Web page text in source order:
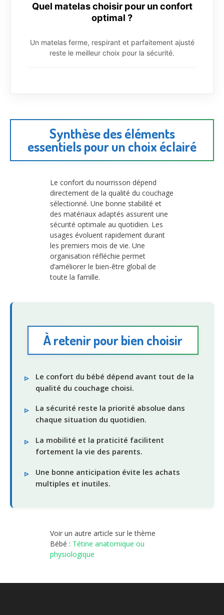
Quel matelas choisir pour un confort
optimal ?
Un matelas ferme, respirant et parfaitement ajusté
reste le meilleur choix pour la sécurité.
Synthèse des éléments
essentiels pour un choix éclairé
Le confort du nourrisson dépend
directement de la qualité du couchage
sélectionné. Une bonne stabilité et
des matériaux adaptés assurent une
sécurité optimale au quotidien. Les
usages évoluent rapidement durant
les premiers mois de vie. Une
organisation réfléchie permet
d’améliorer le bien-être global de
toute la famille.
À retenir pour bien choisir
Le confort du bébé dépend avant tout de la
qualité du couchage choisi.
La sécurité reste la priorité absolue dans
chaque situation du quotidien.
La mobilité et la praticité facilitent
fortement la vie des parents.
Une bonne anticipation évite les achats
multiples et inutiles.
Voir un autre article sur le thème
Bébé : Tétine anatomique ou
physiologique